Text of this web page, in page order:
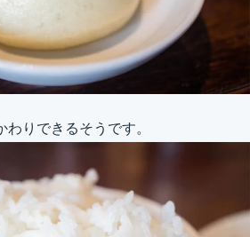
りできるそうです。